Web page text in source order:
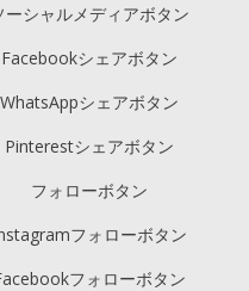
ーシャルメディアボタン
Facebookシェアボタン
WhatsAppシェアボタン
Pinterestシェアボタン
フォローボタン
フォローボタン
フォローボタン